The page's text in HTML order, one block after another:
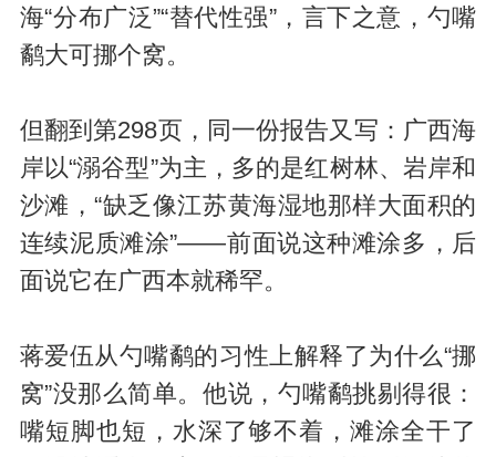
海“分布广泛”“替代性强”，言下之意，勺嘴
鹬大可挪个窝。
但翻到第298页，同一份报告又写：广西海
岸以“溺谷型”为主，多的是红树林、岩岸和
沙滩，“缺乏像江苏黄海湿地那样大面积的
连续泥质滩涂”——前面说这种滩涂多，后
面说它在广西本就稀罕。
蒋爱伍从勺嘴鹬的习性上解释了为什么“挪
窝”没那么简单。他说，勺嘴鹬挑剔得很：
嘴短脚也短，水深了够不着，滩涂全干了